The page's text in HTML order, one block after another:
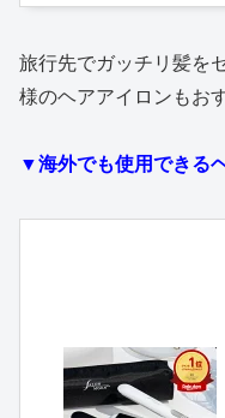
旅行先でガッチリ髪を
様のヘアアイロンもお
▼海外でも使用できる